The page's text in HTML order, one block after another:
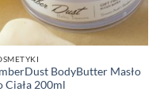
BodyButter Masło
Ciała 200ml